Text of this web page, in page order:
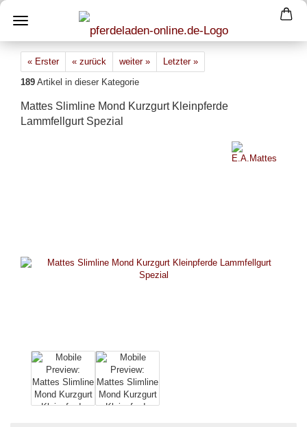
« Erster « zurück weiter »
Letzter »
189 Artikel in dieser Kategorie
Mattes Slimline Mond Kurzgurt Kleinpferde
Lammfellgurt Spezial